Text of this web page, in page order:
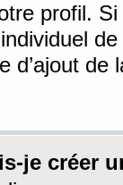
profil.
d’ajout
je créer